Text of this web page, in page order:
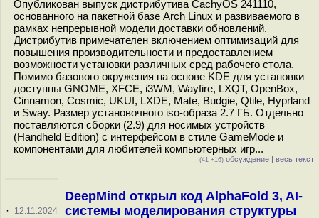
Опубликован выпуск дистрибутива CachyOS 241110,
основанного на пакетной базе Arch Linux и развиваемого в
рамках непрерывной модели доставки обновлений.
Дистрибутив примечателен включением оптимизаций для
повышения производительности и предоставлением
возможности установки различных сред рабочего стола.
Помимо базового окружения на основе KDE для установки
доступны GNOME, XFCE, i3WM, Wayfire, LXQT, OpenBox,
Cinnamon, Cosmic, UKUI, LXDE, Mate, Budgie, Qtile, Hyprland
и Sway. Размер установочного iso-образа 2.7 ГБ. Отдельно
поставляются сборки (2.9) для носимых устройств
(Handheld Edition) с интерфейсом в стиле GameMode и
компонентами для любителей компьютерных игр...
(41 +16) обсуждение | весь текст
· 12.11.2024
DeepMind открыл код AlphaFold 3, AI-
системы моделирования структуры